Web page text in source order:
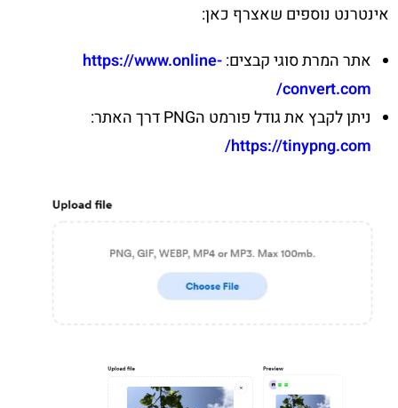
אינטרנט נוספים שאצרף כאן:
אתר המרת סוגי קבצים:https://www.online-
convert.com/
ניתן לקבץ את גודל פורמט הPNG דרך האתר:
https://tinypng.com/